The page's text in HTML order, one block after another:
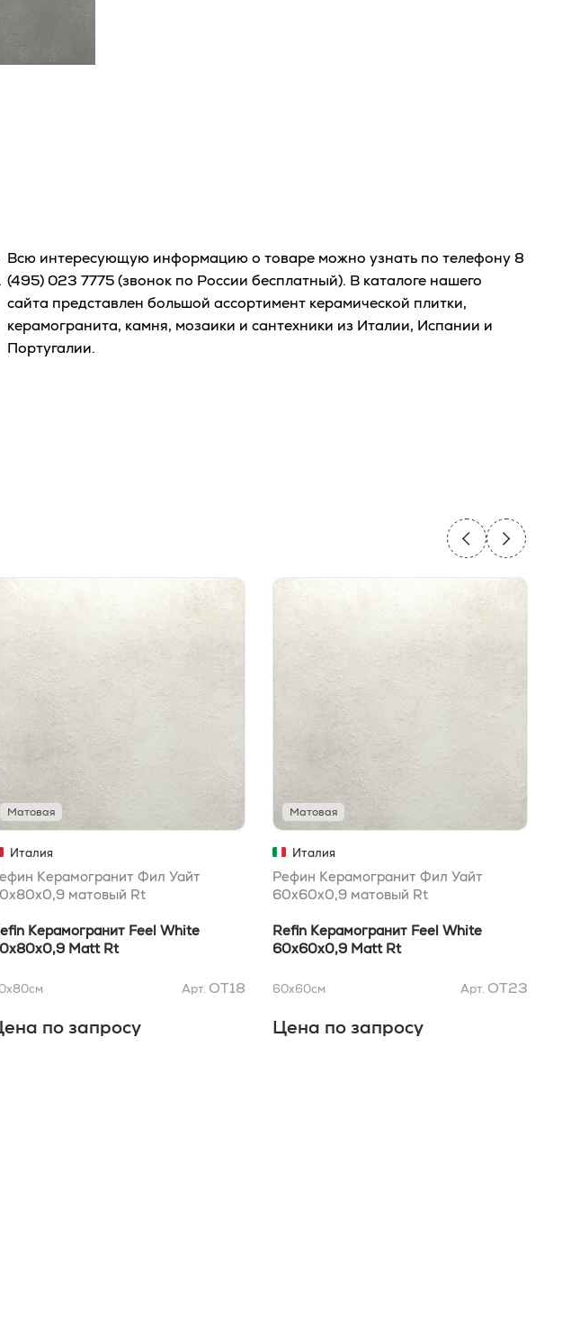
Всю интересующую информацию о товаре можно узнать по телефону 8
(495) 023 7775(звонок по России бесплатный). В каталоге нашего
сайта представлен большой ассортимент керамической плитки,
керамогранита, камня, мозаики и сантехники из Италии, Испании и
Португалии.
Матовая
Италия
Керамогранит Фил Уайт
матовый Rt
Керамогранит Feel White
Matt Rt
см Арт. OT18
по запросу
Матовая
Италия
Рефин Керамогранит Фил Уайт
60x60x0,9 матовый Rt
Refin Керамогранит Feel White
60x60x0,9 Matt Rt
60x60см Арт. OT23
Цена по запросу